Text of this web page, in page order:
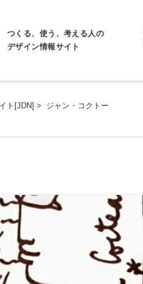
つくる、使う、考える人の
デザイン情報サイト
ト[JDN] > ジャン・コクトー